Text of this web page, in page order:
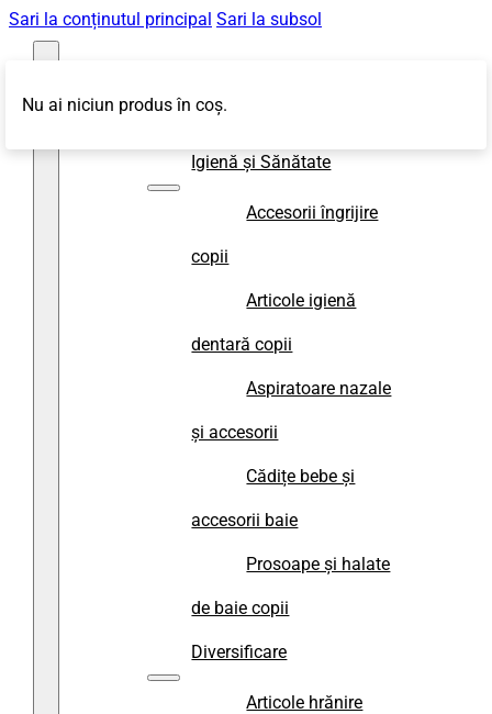
Sari la conținutul principal Sari la subsol
Igienă și Sănătate
Accesorii îngrijire
copii
Articole igienă
dentară copii
Aspiratoare nazale
și accesorii
Cădițe bebe și
accesorii baie
Prosoape și halate
de baie copii
Diversificare
Articole hrănire
Nu ai niciun produs în coș.